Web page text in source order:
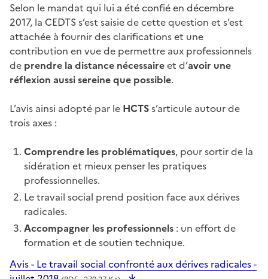
Selon le mandat qui lui a été confié en décembre
2017, la CEDTS s’est saisie de cette question et s’est
attachée à fournir des clarifications et une
contribution en vue de permettre aux professionnels
de prendre la distance nécessaireet d’avoir une
réflexion aussi sereine que possible.
L’avis ainsi adopté par le HCTSs’articule autour de
trois axes :
Comprendre les problématiques, pour sortir de la
sidération et mieux penser les pratiques
professionnelles.
Le travail social prend position face aux dérives
radicales.
Accompagner les professionnels : un effort de
formation et de soutien technique.
Avis - Le travail social confronté aux dérives radicales -